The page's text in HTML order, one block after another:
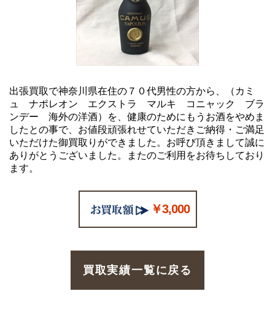
出張買取で神奈川県在住の７０代男性の方から、（カミ
ュ ナポレオン エクストラ マルキ コニャック ブラ
ンデー 海外の洋酒）を、健康のためにもうお酒をやめま
したとの事で、お値段頑張れせていただきご納得・ご満足
いただけた御買取りができました。お呼び頂きまして誠に
ありがとうございました。またのご利用をお待ちしており
ます。
￥3,000
買取実績一覧に戻る